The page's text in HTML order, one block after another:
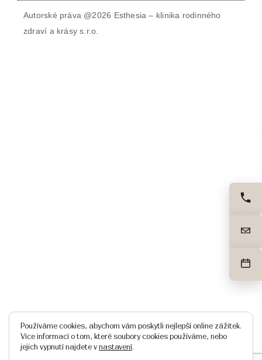
Autorské práva @2026 Esthesia – klinika rodinného
zdraví a krásy s.r.o.
Používáme cookies, abychom vám poskytli nejlepší online zážitek.
Více informací o tom, které soubory cookies používáme, nebo
jejich vypnutí najdete vnastavení.